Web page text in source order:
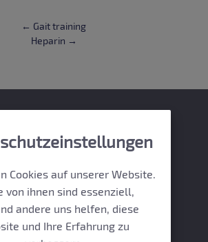
← Gait training
Heparin →
Cookies auf unserer Website.
von ihnen sind essenziell,
andere uns helfen, diese
und Ihre Erfahrung zu